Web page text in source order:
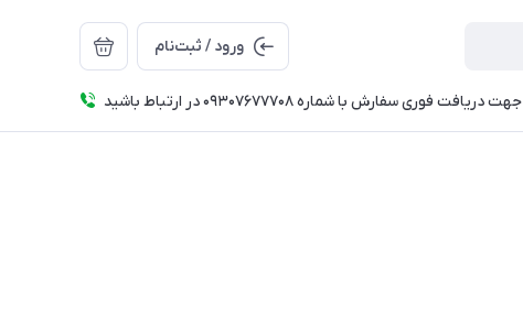
ورود / ثبت‌نام
جهت دریافت فوری سفارش با شماره 09307677708 در ارتباط باشید